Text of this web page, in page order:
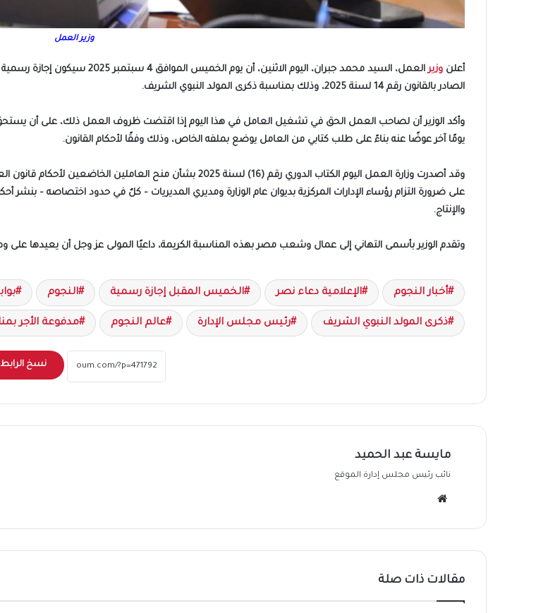
وزير العمل
أعلن وزير
العمل، السيد محمد جبران، اليوم
الصادر بالقانون رقم 14 لسنة 2025، وذلك بمناسبة ذكرى المولد النبوي الشريف.
وأكد الوزير أن لصاحب العمل الحق في تشغيل العامل في هذا اليوم إذا اقتضت ظروف العمل ذلك، على أن يستحق
يومًا آخر عوضًا عنه بناءً على طلب كتابي من العامل يوضع بملفه الخاص، وذلك وفقًا لأحكام القانون.
وقد أصدرت وزارة العمل اليوم الكتاب الدوري رقم (16) لسنة 2025 بشأن
على ضرورة التزام رؤساء الإدارات المركزية بديوان عام الوزارة ومديري المديريات – كلٌ في حدود اختصاصه –
والإنتاج.
وتقدم الوزير بأسمى التهاني إلى عمال وشعب مصر بهذه المناسبة الكريمة، داعيًا المولى عز وجل أن يعيدها على
أخبار النجوم الإعلامية دعاء نصر الخميس المقبل إجازة رسمية النجوم
ذكرى المولد النبوي الشريف رئيس مجلس الإدارة عالم النجوم مدفوعة الأجر
نسخ الرابط
مايسة عبد الحميد
نائب رئيس مجلس إدارة الموقع
مقالات ذات صلة